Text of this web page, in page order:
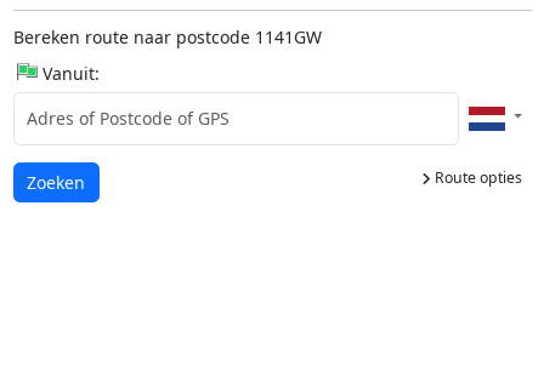
Bereken route naar postcode 1141GW
Vanuit:
Route opties
Laden...
Zoeken